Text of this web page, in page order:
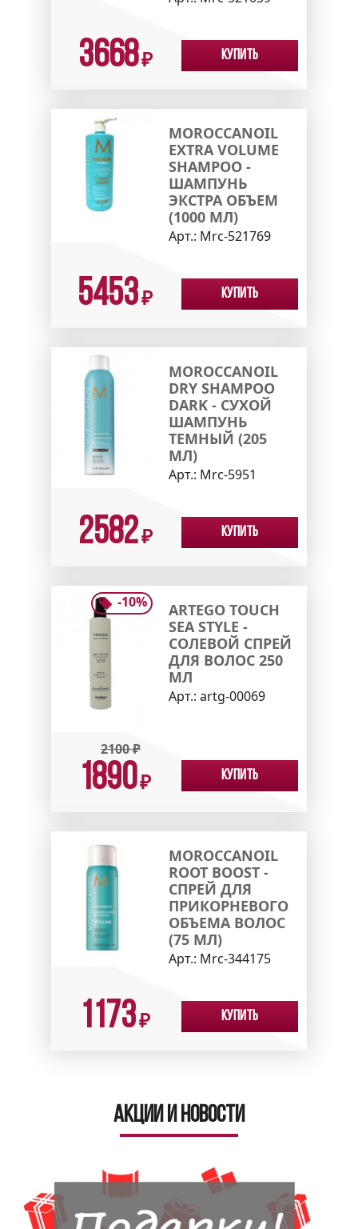
3668₽ Купить
MOROCCANOIL
EXTRA VOLUME
SHAMPOO -
ШАМПУНЬ
ЭКСТРА ОБЪЕМ
(1000 МЛ)
Арт.: Mrc-521769
5453₽ Купить
MOROCCANOIL
DRY SHAMPOO
DARK - СУХОЙ
ШАМПУНЬ
ТЕМНЫЙ (205
МЛ)
Арт.: Mrc-5951
2582₽ Купить
-10%
ARTEGO TOUCH
SEA STYLE -
CОЛЕВОЙ СПРЕЙ
ДЛЯ ВОЛОС 250
МЛ
Арт.: artg-00069
2100₽
1890₽ Купить
MOROCCANOIL
ROOT BOOST -
CПРЕЙ ДЛЯ
ПРИКОРНЕВОГО
ОБЪЕМА ВОЛОС
(75 МЛ)
Арт.: Mrc-344175
1173₽ Купить
Акции и новости